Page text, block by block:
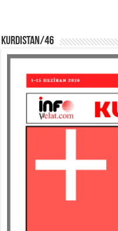
KURDISTAN/46